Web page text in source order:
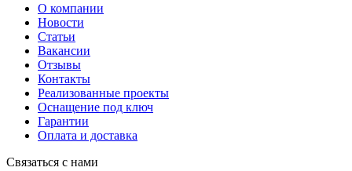
О компании
Новости
Статьи
Вакансии
Отзывы
Контакты
Реализованные проекты
Оснащение под ключ
Гарантии
Оплата и доставка
Связаться с нами